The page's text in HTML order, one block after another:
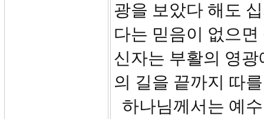
광을 보았다 해도
다는 믿음이 없으
신자는 부활의 영
의 길을 끝까지 따
하나님께서는 예